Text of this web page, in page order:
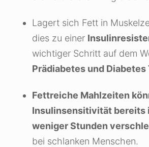
Lagert sich Fett in
dies zu einer
wichtiger Schritt auf dem
Prädiabetes und Diabetes
Fettreiche Mahlzeiten
Insulinsensitivität bereits
weniger Stunden
bei schlanken Menschen.